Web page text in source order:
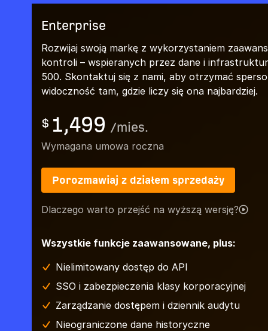
Enterprise
Rozwijaj swoją markę z wykorzystaniem
kontroli – wspieranych przez dane i
500. Skontaktuj się z nami, aby otrzymać
widoczność tam, gdzie liczy się ona najbardziej.
$ 1,499 /mies.
Wymagana umowa roczna
Porozmawiaj z działem sprzedaży
Dlaczego warto przejść na wyższą wersję?
Wszystkie funkcje zaawansowane, plus:
Nielimitowany dostęp do API
SSO i zabezpieczenia klasy korporacyjnej
Zarządzanie dostępem i dziennik audytu
Nieograniczone dane historyczne